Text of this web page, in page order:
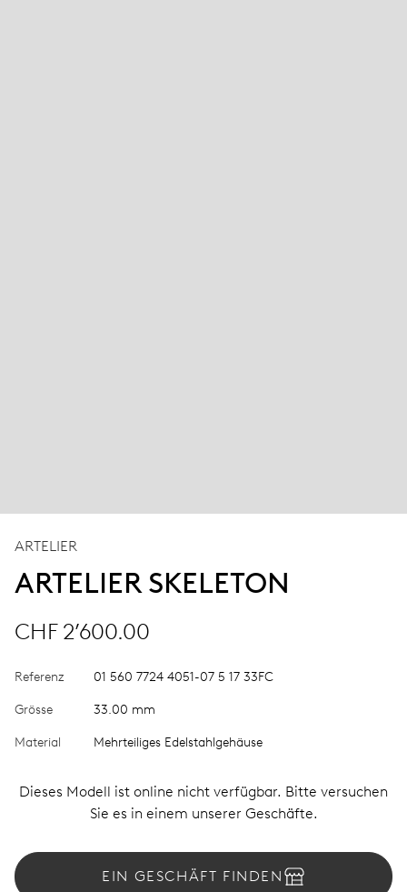
ARTELIER
ARTELIER SKELETON
CHF 2’600.00
Referenz 01 560 7724 4051-07 5 17 33FC
Grösse 33.00 mm
Material Mehrteiliges Edelstahlgehäuse
Dieses Modell ist online nicht verfügbar. Bitte versuchen
Sie es in einem unserer Geschäfte.
EIN GESCHÄFT FINDEN